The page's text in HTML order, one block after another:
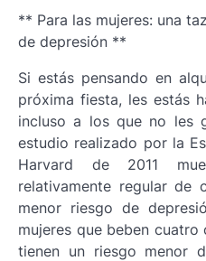
** Para las mujeres: una
de depresión **
Si estás pensando en
próxima fiesta, les estás
incluso a los que no les
estudio realizado por la
Harvard de 2011
relativamente regular de
menor riesgo de
mujeres que beben
tienen un riesgo menor